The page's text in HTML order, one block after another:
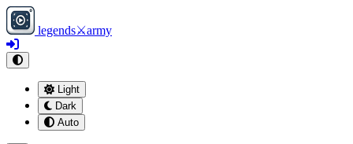
legends⚔army
Light
Dark
Auto